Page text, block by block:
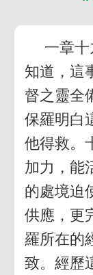
一章
知道，這
督之靈全
保羅明白
他得救。
加力，能
的處境迫
供應，更
羅所在的
致。經歷